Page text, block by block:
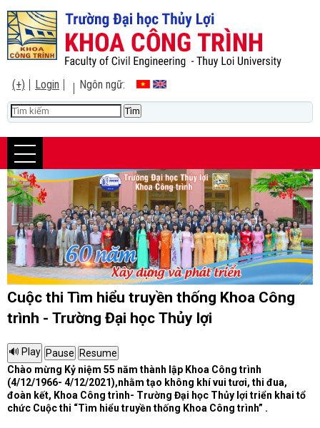
(+) Login Ngôn ngữ:
Cuộc thi Tìm hiểu truyền thống Khoa Công
trình - Trường Đại học Thủy lợi
Chào mừng Kỷ niệm 55 năm thành lập Khoa Công trình
(4/12/1966- 4/12/2021),nhằm tạo không khí vui tươi, thi đua,
đoàn kết, Khoa Công trình- Trường Đại học Thủy lợi triển khai tổ
chức Cuộc thi “Tìm hiểu truyền thống Khoa Công trình” .